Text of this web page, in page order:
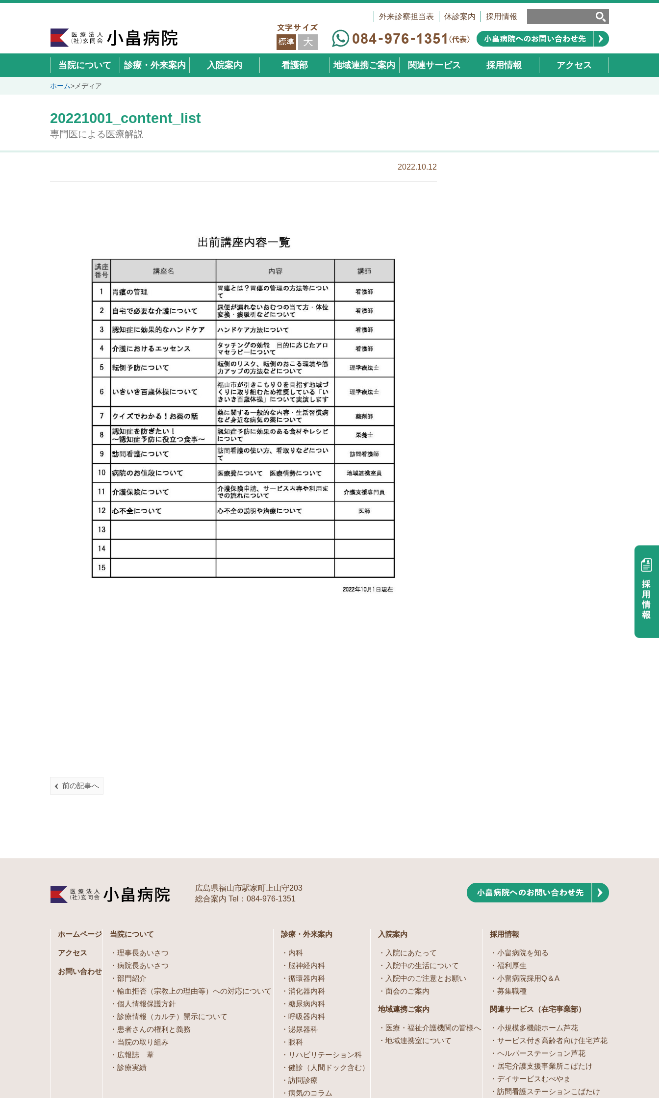
外来診察担当表 休診案内 採用情報
当院について 診療・外来案内 入院案内 看護部 地域連携ご案内 関連サービス 採用情報 アクセス
ホーム> メディア
20221001_content_list
専門医による医療解説
2022.10.12
前の記事へ
広島県福山市駅家町上山守203
総合案内 Tel：084-976-1351
ホームページ
アクセス
お問い合わせ
当院について
理事長あいさつ
病院長あいさつ
部門紹介
輸血拒否（宗教上の理由等）への対応について
個人情報保護方針
診療情報（カルテ）開示について
患者さんの権利と義務
当院の取り組み
広報誌 葦
診療実績
診療・外来案内
内科
脳神経内科
循環器内科
消化器内科
糖尿病内科
呼吸器内科
泌尿器科
眼科
リハビリテーション科
健診（人間ドック含む）
訪問診療
病気のコラム
入院案内
入院にあたって
入院中の生活について
入院中のご注意とお願い
面会のご案内
地域連携ご案内
医療・福祉介護機関の皆様へ
地域連携室について
採用情報
小畠病院を知る
福利厚生
小畠病院採用Q＆A
募集職種
関連サービス（在宅事業部）
小規模多機能ホーム芦花
サービス付き高齢者向け住宅芦花
ヘルパーステーション芦花
居宅介護支援事業所こばたけ
デイサービスむべやま
訪問看護ステーションこばたけ